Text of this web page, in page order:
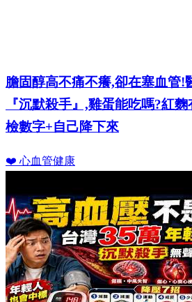
膽固醇高不痛不癢,卻在塞血管!
『沉默殺手』,雞蛋能吃嗎?紅
檢數字+自己降下來
❤️ 心血管健康